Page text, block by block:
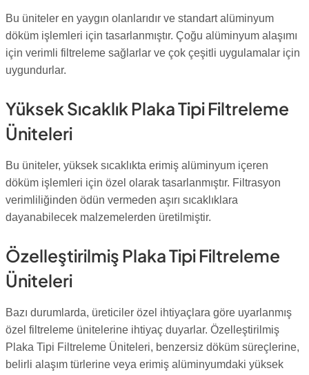
Bu üniteler en yaygın olanlarıdır ve standart alüminyum
döküm işlemleri için tasarlanmıştır. Çoğu alüminyum alaşımı
için verimli filtreleme sağlarlar ve çok çeşitli uygulamalar için
uygundurlar.
Yüksek Sıcaklık Plaka Tipi Filtreleme
Üniteleri
Bu üniteler, yüksek sıcaklıkta erimiş alüminyum içeren
döküm işlemleri için özel olarak tasarlanmıştır. Filtrasyon
verimliliğinden ödün vermeden aşırı sıcaklıklara
dayanabilecek malzemelerden üretilmiştir.
Özelleştirilmiş Plaka Tipi Filtreleme
Üniteleri
Bazı durumlarda, üreticiler özel ihtiyaçlara göre uyarlanmış
özel filtreleme ünitelerine ihtiyaç duyarlar. Özelleştirilmiş
Plaka Tipi Filtreleme Üniteleri, benzersiz döküm süreçlerine,
belirli alaşım türlerine veya erimiş alüminyumdaki yüksek